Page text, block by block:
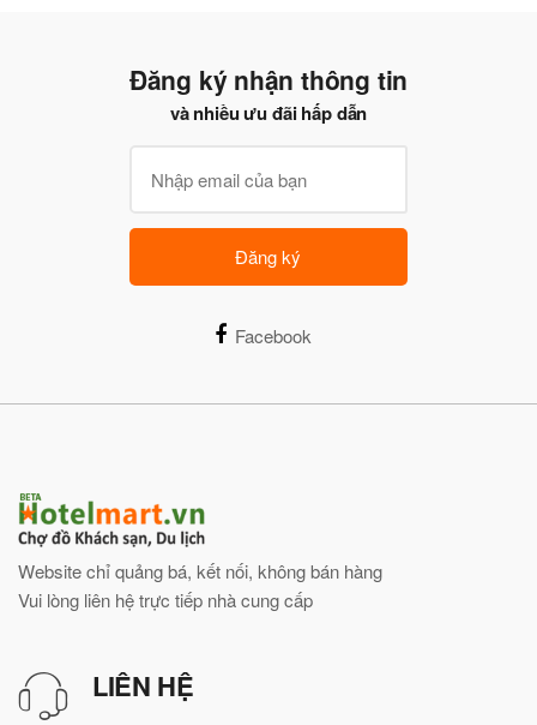
Đăng ký nhận thông tin
và nhiều ưu đãi hấp dẫn
Đăng ký
Facebook
Website chỉ quảng bá, kết nối, không bán hàng
Vui lòng liên hệ trực tiếp nhà cung cấp
LIÊN HỆ